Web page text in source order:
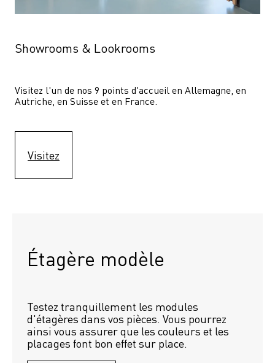
Showrooms & Lookrooms
Visitez l'un de nos 9 points d'accueil en Allemagne, en
Autriche, en Suisse et en France.
Visitez
Étagère modèle
Testez tranquillement les modules
d'étagères dans vos pièces. Vous pourrez
ainsi vous assurer que les couleurs et les
placages font bon effet sur place.